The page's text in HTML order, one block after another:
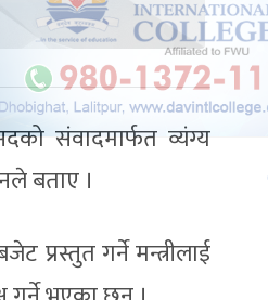
संवादमार्फत व्यंग्य
बताए ।
प्रस्तुत गर्ने मन्त्रीलाई